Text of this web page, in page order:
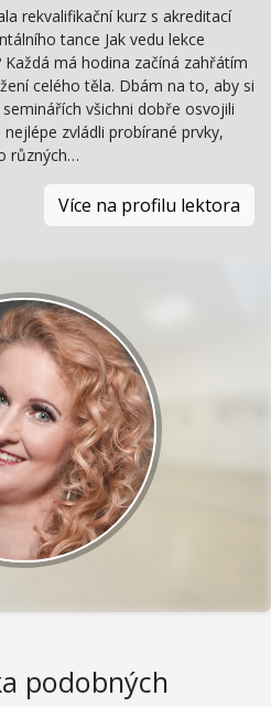
rekvalifikační kurz s akreditací
tance Jak vedu lekce
má hodina začíná zahřátím
celého těla. Dbám na to, aby si
všichni dobře osvojili
zvládli probírané prvky,
různých…
Více na profilu lektora
podobných